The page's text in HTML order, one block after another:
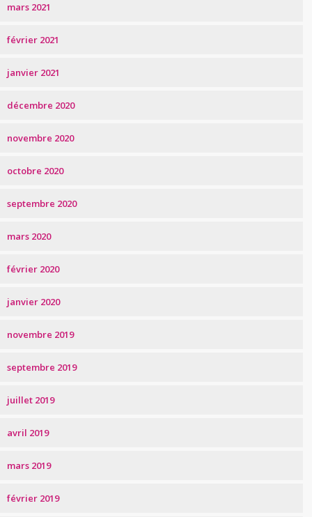
mars 2021
février 2021
janvier 2021
décembre 2020
novembre 2020
octobre 2020
septembre 2020
mars 2020
février 2020
janvier 2020
novembre 2019
septembre 2019
juillet 2019
avril 2019
mars 2019
février 2019